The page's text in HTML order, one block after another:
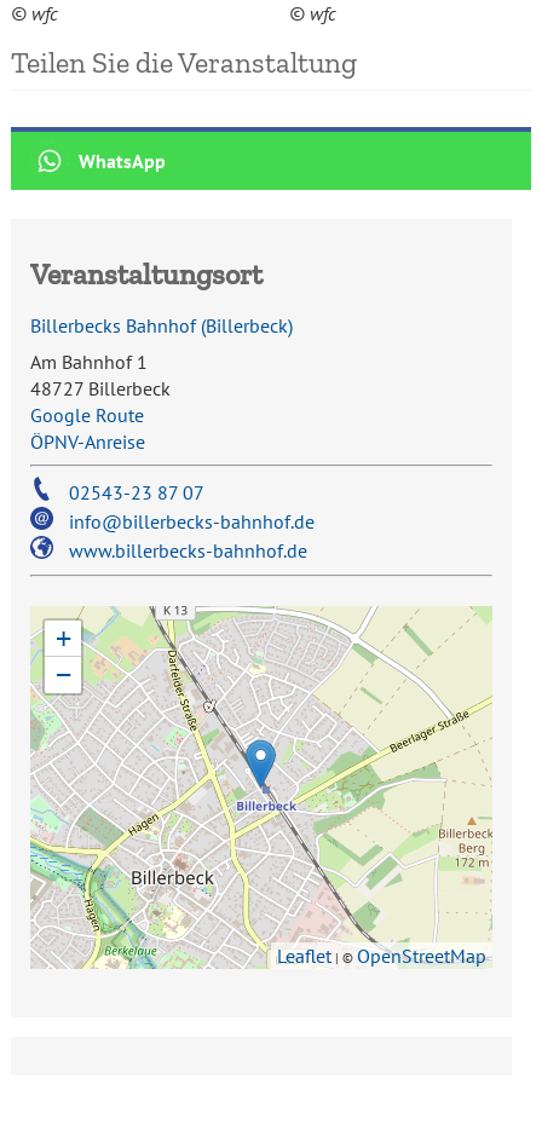
© wfc © wfc
Teilen Sie die Veranstaltung
Veranstaltungsort
Billerbecks Bahnhof (Billerbeck)
Am Bahnhof 1
48727 Billerbeck
Google Route
ÖPNV-Anreise
02543-23 87 07
info@billerbecks-bahnhof.de
www.billerbecks-bahnhof.de
+
−
Leaflet| © OpenStreetMap